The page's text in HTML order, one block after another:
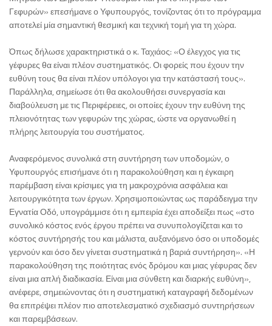
Γεφυρών» επεσήμανε ο Υφυπουργός, τονίζοντας ότι το πρόγραμμα
αποτελεί μία σημαντική θεσμική και τεχνική τομή για τη χώρα.
Όπως δήλωσε χαρακτηριστικά ο κ. Ταχιάος: «Ο έλεγχος για τις
γέφυρες θα είναι πλέον συστηματικός. Οι φορείς που έχουν την
ευθύνη τους θα είναι πλέον υπόλογοι για την κατάστασή τους».
Παράλληλα, σημείωσε ότι θα ακολουθήσει συνεργασία και
διαβούλευση με τις Περιφέρειες, οι οποίες έχουν την ευθύνη της
πλειονότητας των γεφυρών της χώρας, ώστε να οργανωθεί η
πλήρης λειτουργία του συστήματος.
Αναφερόμενος συνολικά στη συντήρηση των υποδομών, ο
Υφυπουργός επισήμανε ότι η παρακολούθηση και η έγκαιρη
παρέμβαση είναι κρίσιμες για τη μακροχρόνια ασφάλεια και
λειτουργικότητα των έργων. Χρησιμοποιώντας ως παράδειγμα την
Εγνατία Οδό, υπογράμμισε ότι η εμπειρία έχει αποδείξει πως «στο
συνολικό κόστος ενός έργου πρέπει να συνυπολογίζεται και το
κόστος συντήρησής του και μάλιστα, αυξανόμενο όσο οι υποδομές
γερνούν και όσο δεν γίνεται συστηματικά η βαριά συντήρηση». «Η
παρακολούθηση της ποιότητας ενός δρόμου και μιας γέφυρας δεν
είναι μια απλή διαδικασία. Είναι μια σύνθετη και διαρκής ευθύνη»,
ανέφερε, σημειώνοντας ότι η συστηματική καταγραφή δεδομένων
θα επιτρέψει πλέον πιο αποτελεσματικό σχεδιασμό συντηρήσεων
και παρεμβάσεων.